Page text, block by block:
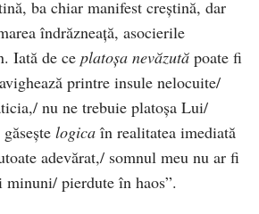
ba chiar manifest creştină, dar
îndrăzneaţă, asocierile
Iată de ce platoşa nevăzută poate fi
printre insule nelocuite/
nu ne trebuie platoşa Lui/
logica în realitatea imediată
adevărat,/ somnul meu nu ar fi
pierdute în haos”.